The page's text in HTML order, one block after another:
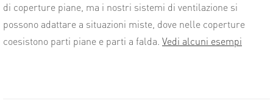
di coperture piane, ma i nostri sistemi di ventilazione si
possono adattare a situazioni miste, dove nelle coperture
coesistono parti piane e parti a falda. Vedi alcuni esempi